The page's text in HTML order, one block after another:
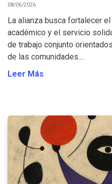
08/06/2026
La alianza busca fortalecer
académico y el servicio
de trabajo conjunto
de las comunidades....
Leer Más